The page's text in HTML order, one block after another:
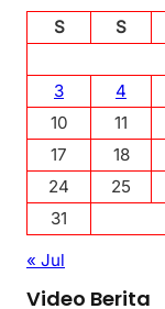
S
S
3
4
10
11
17
18
24
25
31
« Jul
Video Berita